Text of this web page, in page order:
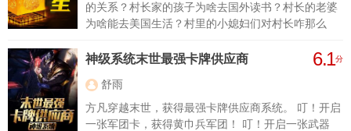
的关系？村长家的孩子为啥去国外读书？村长的老婆
为啥能去美国生活？村里的小媳妇们对村长咋那么
的。村长也是干部，虽然是最小的干部，但是权力却
神级系统末世最强卡牌供应商 6.1分
舒雨
方凡穿越末世，获得最强卡牌供应商系统。 叮！开启
一张军团卡，获得黄巾兵军团！ 叮！开启一张武器